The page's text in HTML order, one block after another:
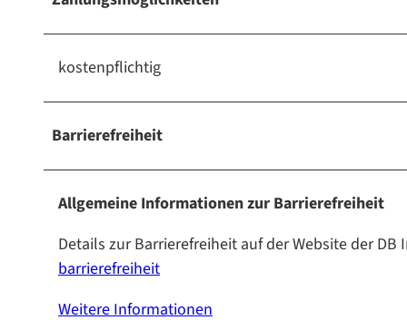
kostenpflichtig
Barrierefreiheit
Allgemeine Informationen zur Barrierefreiheit
Details zur Barrierefreiheit auf der Website der DB
barrierefreiheit
Weitere Informationen